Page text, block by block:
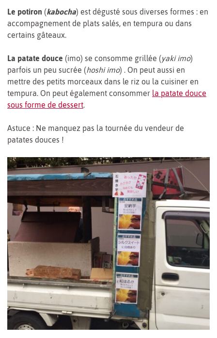
Le potiron (kabocha) est dégusté sous diverses formes : en
accompagnement de plats salés, en tempura ou dans
certains gâteaux.
La patate douce (imo) se consomme grillée (yaki imo)
parfois un peu sucrée (hoshi imo) . On peut aussi en
mettre des petits morceaux dans le riz ou la cuisiner en
tempura. On peut également consommer la patate douce
sous forme de dessert.
Astuce : Ne manquez pas la tournée du vendeur de
patates douces !